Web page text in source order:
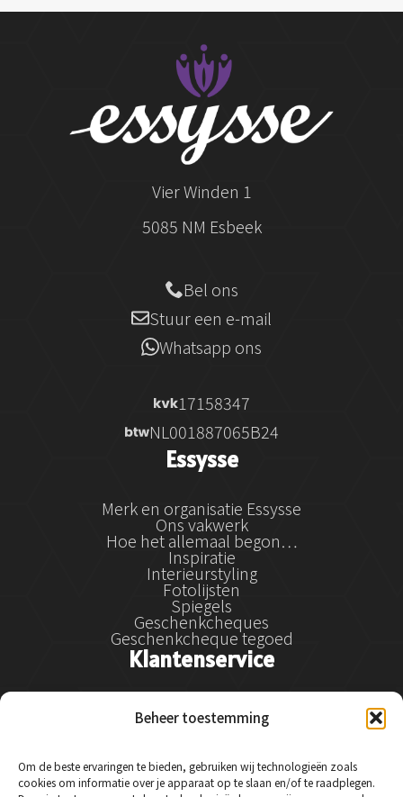
Beheer toestemming
Om de beste ervaringen te bieden, gebruiken wij technologieën zoals
cookies om informatie over je apparaat op te slaan en/of te raadplegen.
Vier Winden 1
5085 NM Esbeek
Bel ons
Stuur een e-mail
Whatsapp ons
17158347
NL001887065B24
Essysse
Merk en organisatie Essysse
Ons vakwerk
Hoe het allemaal begon…
Inspiratie
Interieurstyling
Fotolijsten
Spiegels
Geschenkcheques
Geschenkcheque tegoed
Klantenservice
Klantenservice
Betalen
Retourneren en klachtenregeling
Service & garantie
Veelgestelde vragen